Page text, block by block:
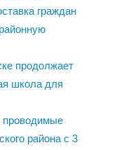
граждан
продолжает
школа для
проводимые
района с 3